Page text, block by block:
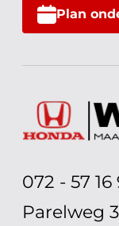
Plan
072 - 57 16
Parelweg